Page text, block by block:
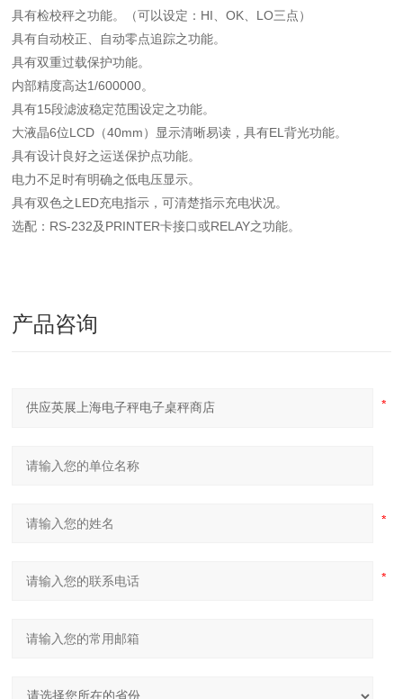
具有检校秤之功能。（可以设定：HI、OK、LO三点）
具有自动校正、自动零点追踪之功能。
具有双重过载保护功能。
内部精度高达1/600000。
具有15段滤波稳定范围设定之功能。
大液晶6位LCD（40mm）显示清晰易读，具有EL背光功能。
具有设计良好之运送保护点功能。
电力不足时有明确之低电压显示。
具有双色之LED充电指示，可清楚指示充电状况。
选配：RS-232及PRINTER卡接口或RELAY之功能。
产品咨询